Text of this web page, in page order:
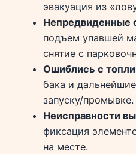
эвакуация из
Непредвиденные
подъем упавшей
снятие с
Ошиблись с
бака и
запуску/промывке.
Неисправности
фиксация
на месте.